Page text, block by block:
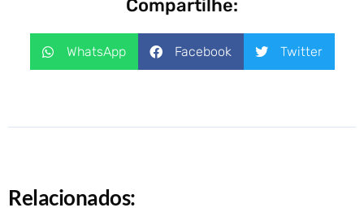
Compartilhe:
WhatsApp Facebook Twitter
Relacionados: